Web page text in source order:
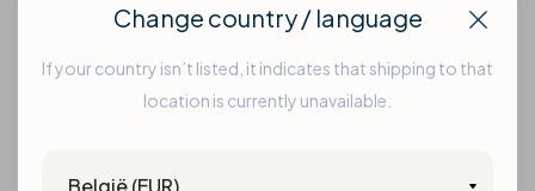
Change country / language
If your country isn’t listed, it indicates that shipping to that
location is currently unavailable.